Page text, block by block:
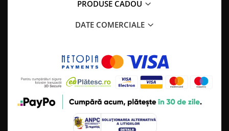
PRODUSE CADOU
DATE COMERCIALE